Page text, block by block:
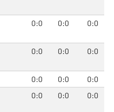
0:0 0:0 0:0
0:0 0:0 0:0
0:0 0:0
0:0
0:0 0:0 0:0